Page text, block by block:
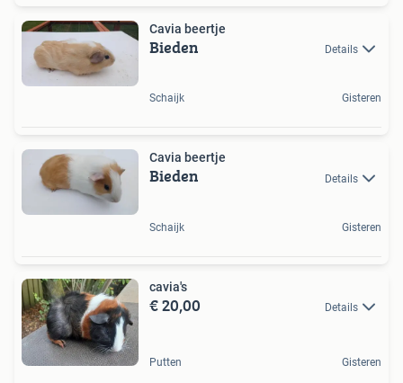
Cavia beertje
Bieden Details
Schaijk Gisteren
Cavia beertje
Bieden Details
Schaijk Gisteren
cavia's
€ 20,00 Details
Putten Gisteren